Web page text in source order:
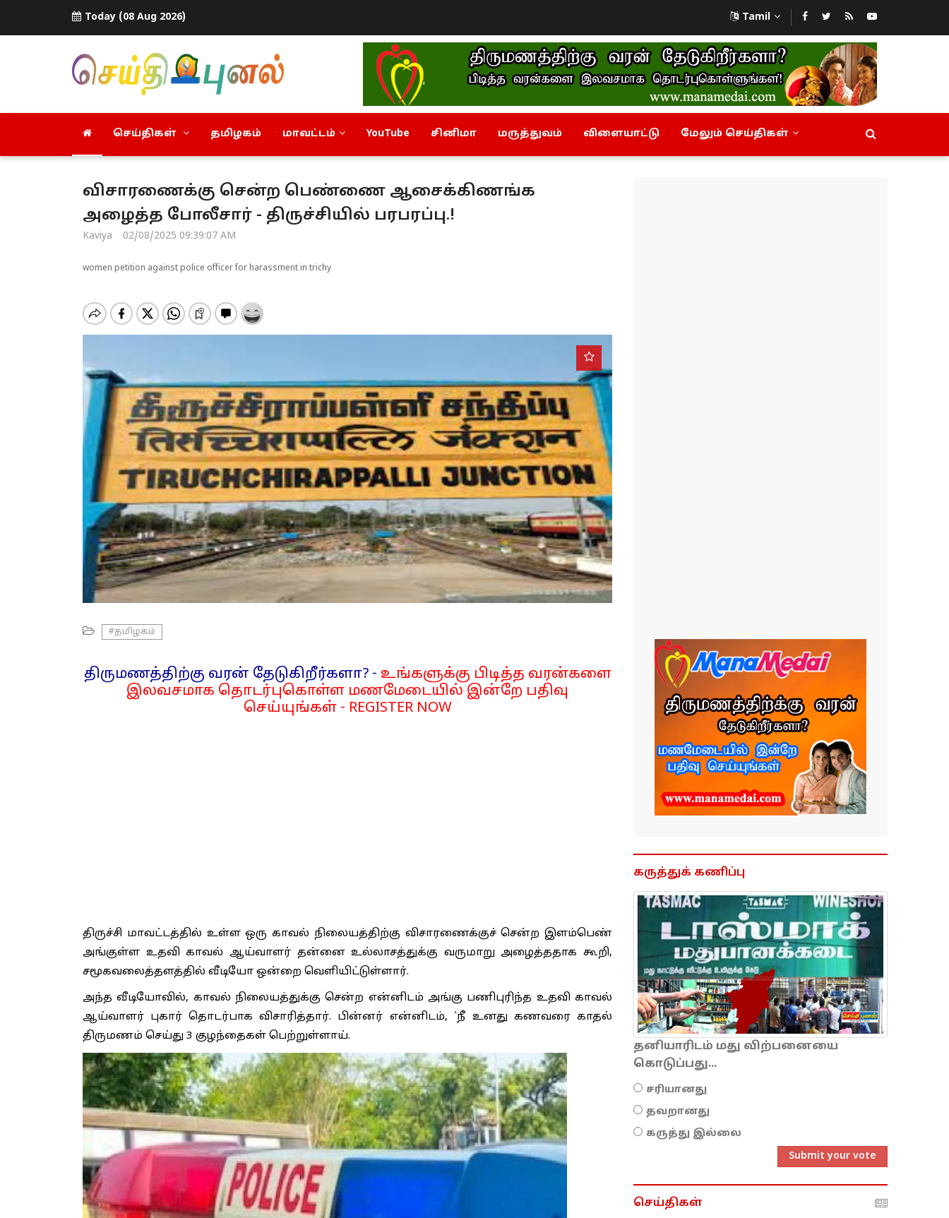
Today (08 Aug 2026) Tamil
செய்திகள் தமிழகம் மாவட்டம் YouTube சினிமா மருத்துவம் விளையாட்டு மேலும் செய்திகள்
விசாரணைக்கு சென்ற பெண்ணை ஆசைக்கிணங்க
அழைத்த போலீசார் - திருச்சியில் பரபரப்பு.!
Kaviya 02/08/2025 09:39:07 AM
women petition against police officer for harassment in trichy
#தமிழகம்
திருமணத்திற்கு வரன் தேடுகிறீர்களா? - உங்களுக்கு பிடித்த வரன்களை
இலவசமாக தொடர்புகொள்ள மணமேடையில் இன்றே பதிவு
செய்யுங்கள் - REGISTER NOW
திருச்சி மாவட்டத்தில் உள்ள ஒரு காவல் நிலையத்திற்கு விசாரணைக்குச் சென்ற இளம்பெண்
அங்குள்ள உதவி காவல் ஆய்வாளர் தன்னை உல்லாசத்துக்கு வருமாறு அழைத்ததாக கூறி,
சமூகவலைத்தளத்தில் வீடியோ ஒன்றை வெளியிட்டுள்ளார்.
அந்த வீடியோவில், காவல் நிலையத்துக்கு சென்ற என்னிடம் அங்கு பணிபுரிந்த உதவி காவல்
ஆய்வாளர் புகார் தொடர்பாக விசாரித்தார். பின்னர் என்னிடம், `நீ உனது கணவரை காதல்
திருமணம் செய்து 3 குழந்தைகள் பெற்றுள்ளாய்.
கருத்துக் கணிப்பு
தனியாரிடம் மது விற்பனையை
கொடுப்பது...
சரியானது
தவறானது
கருத்து இல்லை
Submit your vote
செய்திகள்